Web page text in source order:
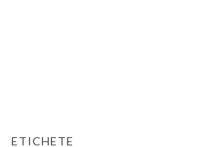
ETICHETE